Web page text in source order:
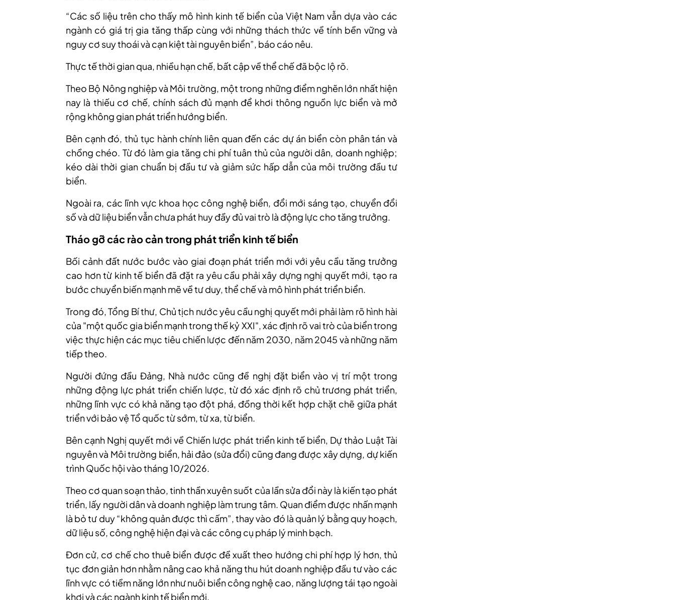
“Các số liệu trên cho thấy mô hình kinh tế biển của Việt Nam vẫn dựa vào các
ngành có giá trị gia tăng thấp cùng với những thách thức về tính bền vững và
nguy cơ suy thoái và cạn kiệt tài nguyên biển”, báo cáo nêu.
Thực tế thời gian qua, nhiều hạn chế, bất cập về thể chế đã bộc lộ rõ.
Theo Bộ Nông nghiệp và Môi trường, một trong những điểm nghẽn lớn nhất hiện
nay là thiếu cơ chế, chính sách đủ mạnh để khơi thông nguồn lực biển và mở
rộng không gian phát triển hướng biển.
Bên cạnh đó, thủ tục hành chính liên quan đến các dự án biển còn phân tán và
chồng chéo. Từ đó làm gia tăng chi phí tuân thủ của người dân, doanh nghiệp;
kéo dài thời gian chuẩn bị đầu tư và giảm sức hấp dẫn của môi trường đầu tư
biển.
Ngoài ra, các lĩnh vực khoa học công nghệ biển, đổi mới sáng tạo, chuyển đổi
số và dữ liệu biển vẫn chưa phát huy đầy đủ vai trò là động lực cho tăng trưởng.
Tháo gỡ các rào cản trong phát triển kinh tế biển
Bối cảnh đất nước bước vào giai đoạn phát triển mới với yêu cầu tăng trưởng
cao hơn từ kinh tế biển đã đặt ra yêu cầu phải xây dựng nghị quyết mới, tạo ra
bước chuyển biến mạnh mẽ về tư duy, thể chế và mô hình phát triển biển.
Trong đó, Tổng Bí thư, Chủ tịch nước yêu cầu nghị quyết mới phải làm rõ hình hài
của "một quốc gia biển mạnh trong thế kỷ XXI", xác định rõ vai trò của biển trong
việc thực hiện các mục tiêu chiến lược đến năm 2030, năm 2045 và những năm
tiếp theo.
Người đứng đầu Đảng, Nhà nước cũng đề nghị đặt biển vào vị trí một trong
những động lực phát triển chiến lược, từ đó xác định rõ chủ trương phát triển,
những lĩnh vực có khả năng tạo đột phá, đồng thời kết hợp chặt chẽ giữa phát
triển với bảo vệ Tổ quốc từ sớm, từ xa, từ biển.
Bên cạnh Nghị quyết mới về Chiến lược phát triển kinh tế biển, Dự thảo Luật Tài
nguyên và Môi trường biển, hải đảo (sửa đổi) cũng đang được xây dựng, dự kiến
trình Quốc hội vào tháng 10/2026.
Theo cơ quan soạn thảo, tinh thần xuyên suốt của lần sửa đổi này là kiến tạo phát
triển, lấy người dân và doanh nghiệp làm trung tâm. Quan điểm được nhấn mạnh
là bỏ tư duy “không quản được thì cấm”, thay vào đó là quản lý bằng quy hoạch,
dữ liệu số, công nghệ hiện đại và các công cụ pháp lý minh bạch.
Đơn cử, cơ chế cho thuê biển được đề xuất theo hướng chi phí hợp lý hơn, thủ
tục đơn giản hơn nhằm nâng cao khả năng thu hút doanh nghiệp đầu tư vào các
lĩnh vực có tiềm năng lớn như nuôi biển công nghệ cao, năng lượng tái tạo ngoài
khơi và các ngành kinh tế biển mới.